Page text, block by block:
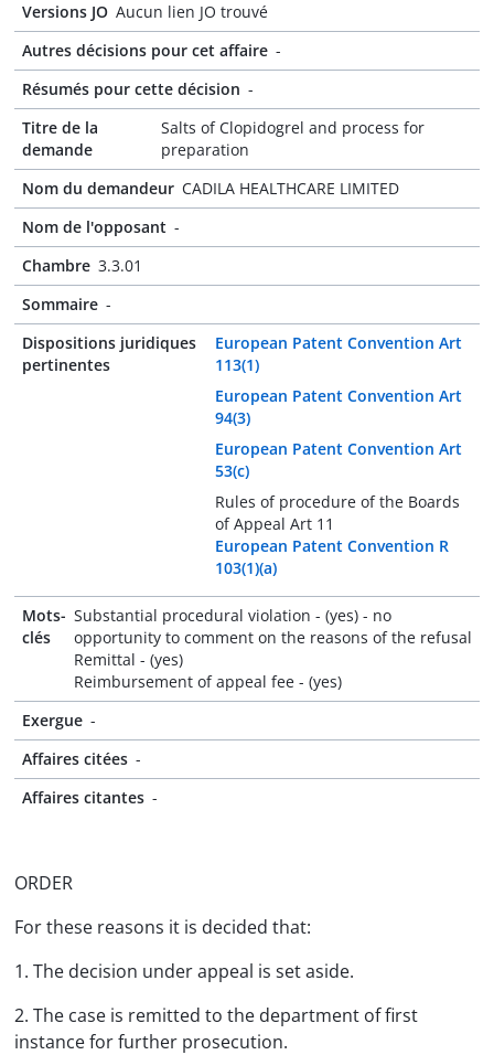
Versions JO Aucun lien JO trouvé
Autres décisions pour cet affaire -
Résumés pour cette décision -
Titre de la
demande
Salts of Clopidogrel and process for
preparation
Nom du demandeur CADILA HEALTHCARE LIMITED
Nom de l'opposant -
Chambre 3.3.01
Sommaire -
Dispositions juridiques
pertinentes
European Patent Convention Art
113(1)
European Patent Convention Art
94(3)
European Patent Convention Art
53(c)
Rules of procedure of the Boards
of Appeal Art 11
European Patent Convention R
103(1)(a)
Mots-
clés
Substantial procedural violation - (yes) - no
opportunity to comment on the reasons of the refusal
Remittal - (yes)
Reimbursement of appeal fee - (yes)
Exergue -
Affaires citées -
Affaires citantes -
ORDER
For these reasons it is decided that:
1. The decision under appeal is set aside.
2. The case is remitted to the department of first
instance for further prosecution.